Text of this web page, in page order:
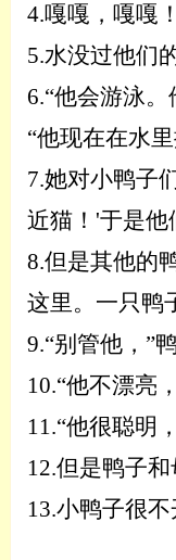
4.嘎嘎，嘎嘎！
5.水没过他们
6.“他会游泳
“他现在在水
7.她对小鸭子
近猫！'于是
8.但是其他的
这里。一只鸭
9.“别管他，”
10.“他不漂亮
11.“他很聪明
12.但是鸭子
13.小鸭子很不